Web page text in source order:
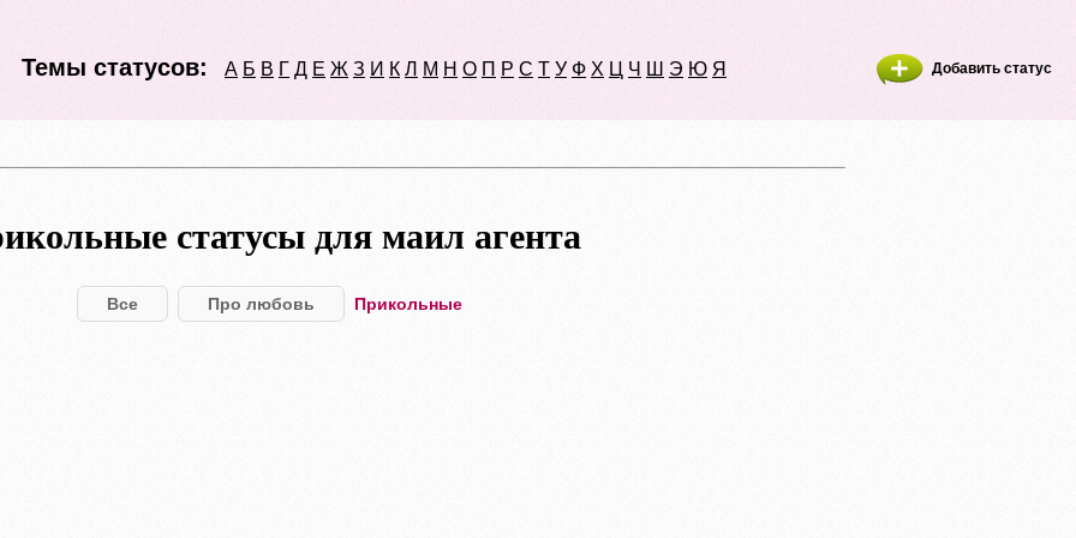
Темы статусов: А Б В Г Д Е Ж З И К Л М Н О П Р С Т У Ф Х Ц Ч Ш Э Ю Я Добавить статус
статусы для маил агента
Все Про любовь Прикольные